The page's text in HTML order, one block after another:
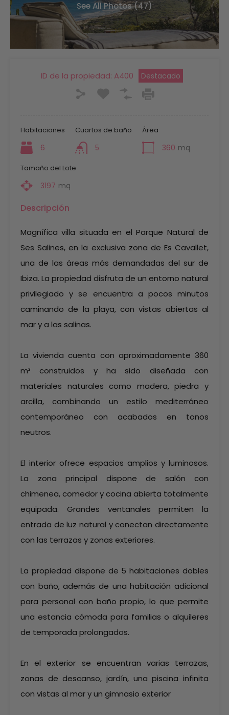
See All Photos (47)
ID de la propiedad: A400 Destacado
Habitaciones
6
Cuartos de baño
5
Área
360 mq
Tamaño del Lote
3197 mq
Descripción
Magnífica villa situada en el Parque Natural de
Ses Salines, en la exclusiva zona de Es Cavallet,
una de las áreas más demandadas del sur de
Ibiza. La propiedad disfruta de un entorno natural
privilegiado y se encuentra a pocos minutos
caminando de la playa, con vistas abiertas al
mar y a las salinas.
La vivienda cuenta con aproximadamente 360
m² construidos y ha sido diseñada con
materiales naturales como madera, piedra y
arcilla, combinando un estilo mediterráneo
contemporáneo con acabados en tonos
neutros.
El interior ofrece espacios amplios y luminosos.
La zona principal dispone de salón con
chimenea, comedor y cocina abierta totalmente
equipada. Grandes ventanales permiten la
entrada de luz natural y conectan directamente
con las terrazas y zonas exteriores.
La propiedad dispone de 5 habitaciones dobles
con baño, además de una habitación adicional
para personal con baño propio, lo que permite
una estancia cómoda para familias o alquileres
de temporada prolongados.
En el exterior se encuentran varias terrazas,
zonas de descanso, jardín, una piscina infinita
con vistas al mar y un gimnasio exterior